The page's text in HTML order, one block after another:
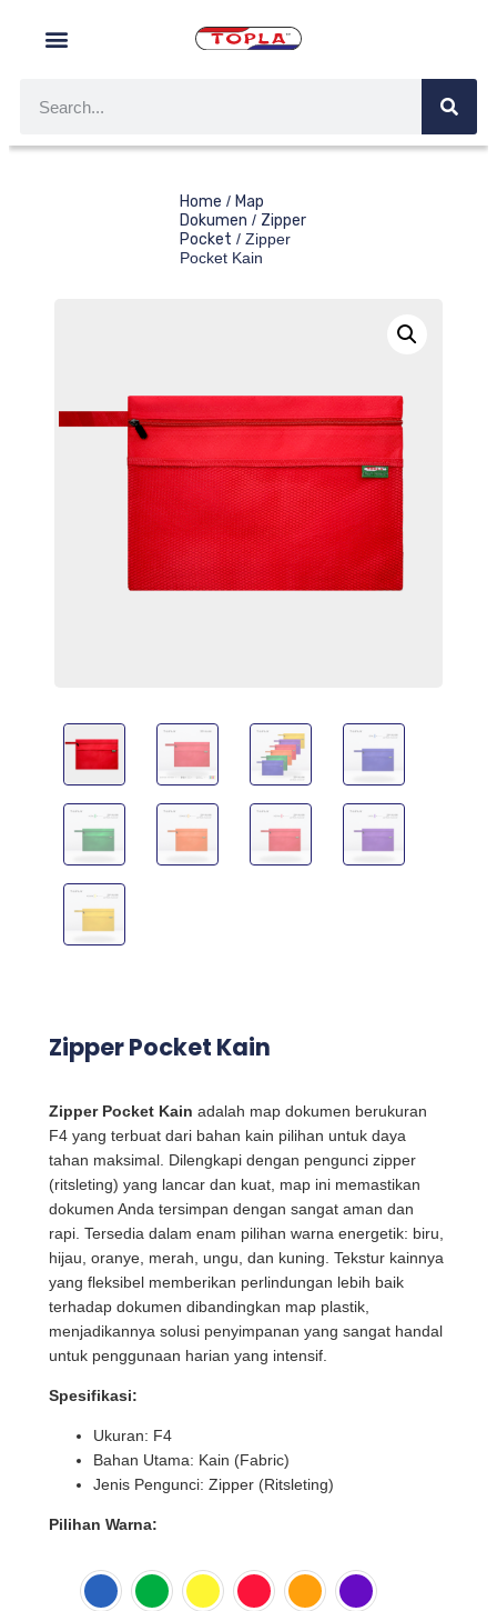
Home / Map
Dokumen / Zipper
Pocket / Zipper
Pocket Kain
Zipper Pocket Kain
Zipper Pocket Kain adalah map dokumen berukuran
F4 yang terbuat dari bahan kain pilihan untuk daya
tahan maksimal. Dilengkapi dengan pengunci zipper
(ritsleting) yang lancar dan kuat, map ini memastikan
dokumen Anda tersimpan dengan sangat aman dan
rapi. Tersedia dalam enam pilihan warna energetik: biru,
hijau, oranye, merah, ungu, dan kuning. Tekstur kainnya
yang fleksibel memberikan perlindungan lebih baik
terhadap dokumen dibandingkan map plastik,
menjadikannya solusi penyimpanan yang sangat handal
untuk penggunaan harian yang intensif.
Spesifikasi:
Ukuran: F4
Bahan Utama: Kain (Fabric)
Jenis Pengunci: Zipper (Ritsleting)
Pilihan Warna: